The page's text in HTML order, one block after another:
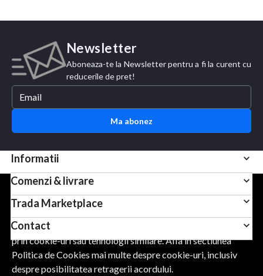
Newsletter
Aboneaza-te la Newsletter pentru a fi la curent cu
reducerile de pret!
Ma abonez
Informatii
Comenzi & livrare
Trada Marketplace
Contact
URMARESTE-NE
Pentru scopuri precum afisarea de continut personalizat,
folosim module cookie sau tehnologii similare. Apasand
Accept, esti de acord sa permiti colectarea de informatii
prin cookie-uri sau tehnologii similare. Afla in sectiunea
Politica de Cookies mai multe despre cookie-uri, inclusiv
despre posibilitatea retragerii acordului.